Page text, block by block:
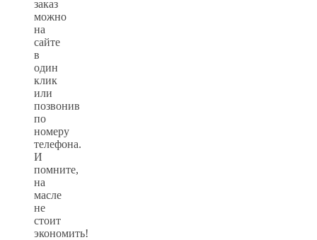
заказ
можно
на
сайте
в
один
клик
или
позвонив
по
номеру
телефона.
И
помните,
на
масле
не
стоит
экономить!